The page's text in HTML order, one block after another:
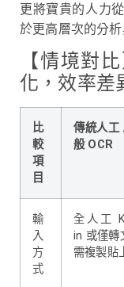
更將寶貴的人力
於更高層次的分析
【情境對
化，效率差
比
較
項
目
傳統人工
般 OCR
輸
入
方
式
全人工
in 或僅轉
需複製貼